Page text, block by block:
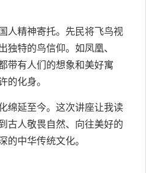
人精神寄托。先民将飞鸟视
独特的鸟信仰。如凤凰、
带有人们的想象和美好寓
的化身。
绵延至今。这次讲座让我读
古人敬畏自然、向往美好的
的中华传统文化。